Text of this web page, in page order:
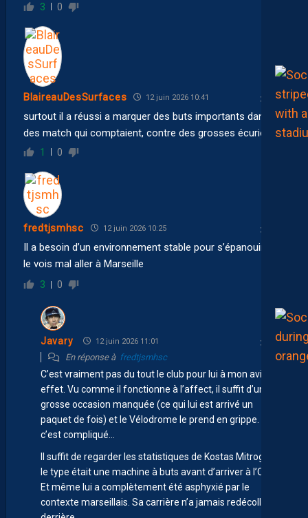
3 0
BlaireauDesSurfaces 12 juin 2026 10:41
surtout il a réussi a marquer des buts importants dans
des match qui comptaient, contre des grosses écuries…
1 0
fredtjsmhsc 12 juin 2026 10:25
Il a besoin d’un environnement stable pour s’épanouir, je
le vois mal aller à Marseille
3 0
Javary 12 juin 2026 11:01
En réponse à fredtjsmhsc
C’est vraiment pas du tout le club pour lui à mon avis en
effet. Vu comme il fonctionne à l’affect, il suffit d’une
grosse occasion manquée (ce qui lui est arrivé un
paquet de fois) et le Vélodrome le prend en grippe. Et là
c’est compliqué…
Il suffit de regarder les statistiques de Kostas Mitroglou,
le type était une machine à buts avant d’arriver à l’OM.
Et même lui a complètement été asphyxié par le
contexte marseillais. Sa carrière n’a jamais redécollé